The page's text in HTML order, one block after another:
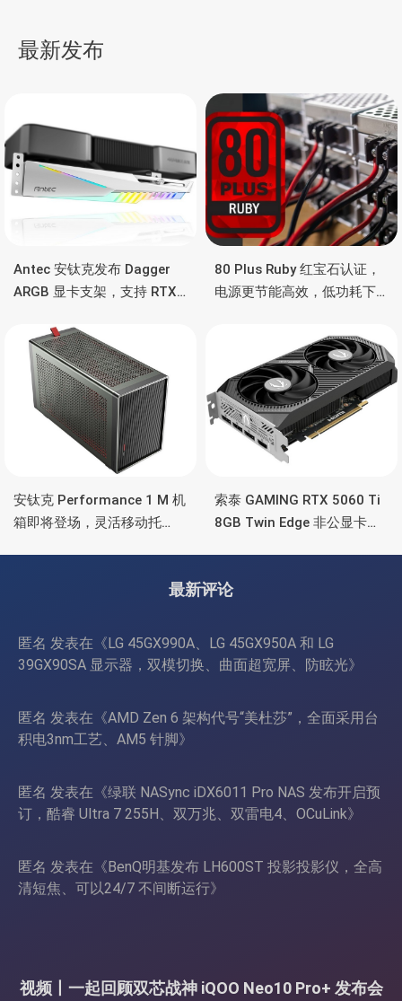
航
最新发布
Antec 安钛克发布 Dagger
ARGB 显卡支架，支持 RTX
彩灯效
80 Plus Ruby 红宝石认证，
电源更节能高效，低功耗下
安钛克 Performance 1 M 机
箱即将登场，灵活移动托
索泰 GAMING RTX 5060 Ti
8GB Twin Edge 非公显卡，
最新评论
匿名 发表在《LG 45GX990A、LG 45GX950A 和 LG
39GX90SA 显示器，双模切换、曲面超宽屏、防眩光》
匿名 发表在《AMD Zen 6 架构代号“美杜莎”，全面采用台
积电3nm工艺、AM5 针脚》
匿名 发表在《绿联 NASync iDX6011 Pro NAS 发布开启预
订，酷睿 Ultra 7 255H、双万兆、双雷电4、OCuLink》
匿名 发表在《BenQ明基发布 LH600ST 投影投影仪，全高
清短焦、可以24/7 不间断运行》
视频丨一起回顾双芯战神 iQOO Neo10 Pro+ 发布会